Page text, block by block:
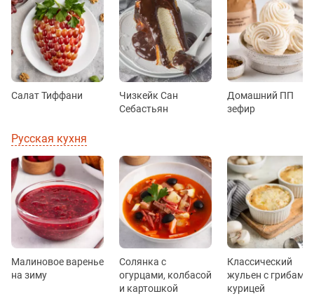
Салат Тиффани
Чизкейк Сан
Себастьян
Домашний ПП
зефир
Русская кухня
Малиновое варенье
на зиму
Солянка с
огурцами, колбасой
и картошкой
Классический
жульен с грибами
курицей